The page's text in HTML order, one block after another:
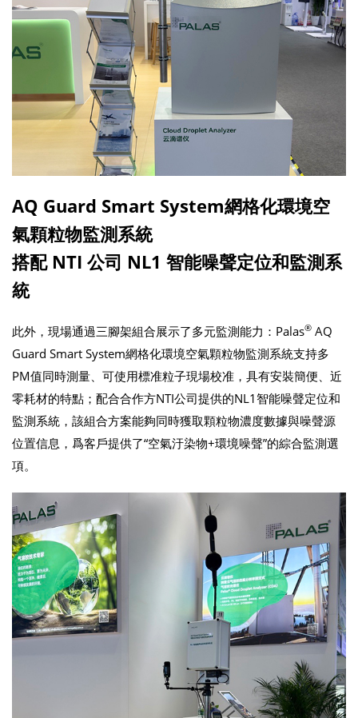
AQ Guard Smart System網格化環境空
氣顆粒物監測系統
搭配 NTI 公司 NL1 智能噪聲定位和監測系
統
此外，現場通過三腳架組合展示了多元監測能力：Palas® AQ
Guard Smart System網格化環境空氣顆粒物監測系統支持多
PM值同時測量、可使用標准粒子現場校准，具有安裝簡便、近
零耗材的特點；配合合作方NTI公司提供的NL1智能噪聲定位和
監測系統，該組合方案能夠同時獲取顆粒物濃度數據與噪聲源
位置信息，爲客戶提供了“空氣汙染物+環境噪聲”的綜合監測選
項。